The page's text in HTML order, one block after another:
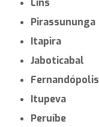
Lins
Pirassununga
Itapira
Jaboticabal
Fernandópolis
Itupeva
Peruíbe